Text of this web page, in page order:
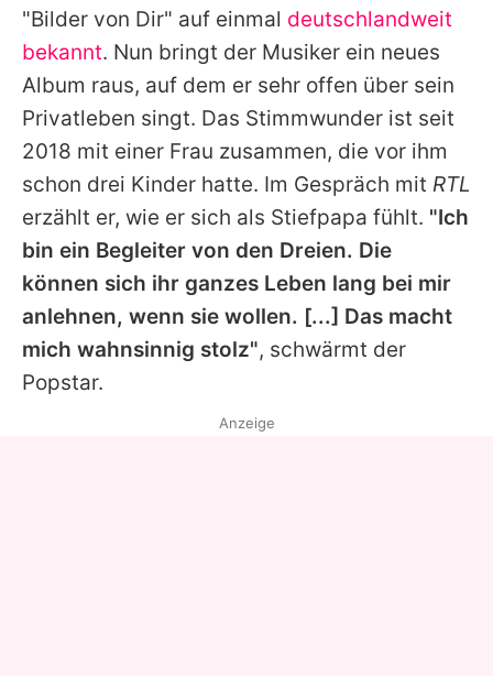
Datenschutzerklärung
Nutzungsbedingungen
Utiq verwalten
"Bilder von Dir" auf einmal deutschlandweit
bekannt. Nun bringt der Musiker ein neues
Album raus, auf dem er sehr offen über sein
Privatleben singt. Das Stimmwunder ist seit
2018 mit einer Frau zusammen, die vor ihm
schon drei Kinder hatte. Im Gespräch mit RTL
erzählt er, wie er sich als Stiefpapa fühlt. "Ich
bin ein Begleiter von den Dreien. Die
können sich ihr ganzes Leben lang bei mir
anlehnen, wenn sie wollen. [...] Das macht
mich wahnsinnig stolz", schwärmt der
Popstar.
Anzeige